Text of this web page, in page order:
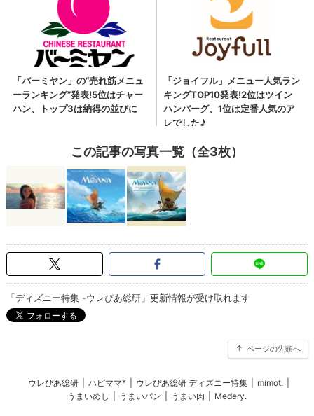
この記事の写真一覧（全3枚）
「ディズニー特集 -ウレぴあ総研」更新情報が受け取れます
ページの先頭へ
ウレぴあ総研 ハピママ* ウレぴあ総研 ディズニー特集 mimot.
うまいめし
うまいパン うまい肉 Medery.